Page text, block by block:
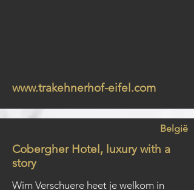
www.trakehnerhof-eifel.com
België
Cobergher Hotel, luxury with a
story
Wim Verschuere heet je welkom in